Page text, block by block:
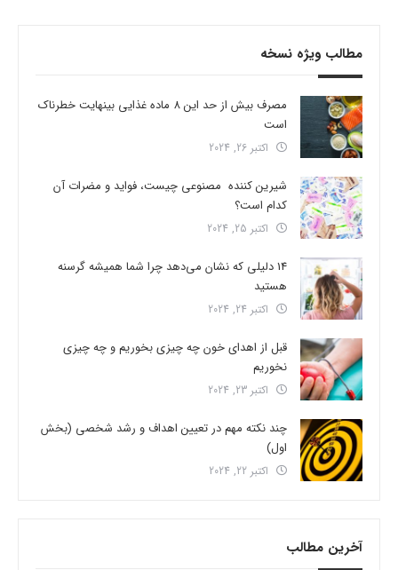
مطالب ویژه نسخه
مصرف بیش از حد این 8 ماده غذایی بینهایت خطرناک
است
اکتبر 26, 2024
شیرین کننده مصنوعی چیست، فواید و مضرات آن
کدام است؟
اکتبر 25, 2024
14 دلیلی که نشان می‌دهد چرا شما همیشه گرسنه
هستید
اکتبر 24, 2024
قبل از اهدای خون چه چیزی بخوریم و چه چیزی
نخوریم
اکتبر 23, 2024
چند نکته مهم در تعیین اهداف و رشد شخصی (بخش
اول)
اکتبر 22, 2024
آخرین مطالب